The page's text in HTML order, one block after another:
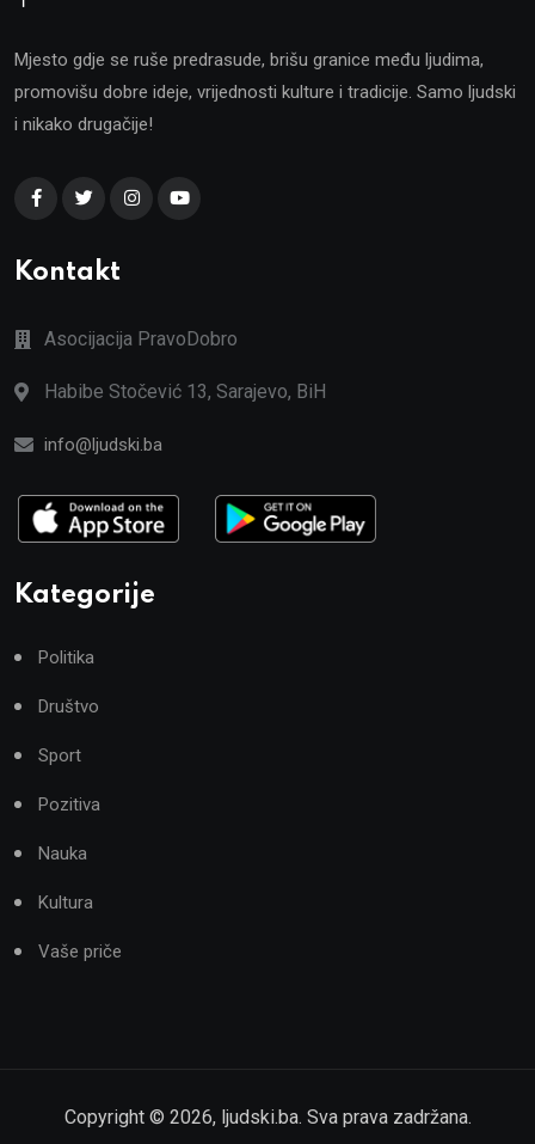
Mjesto gdje se ruše predrasude, brišu granice među ljudima,
promovišu dobre ideje, vrijednosti kulture i tradicije. Samo ljudski
i nikako drugačije!
Kontakt
Asocijacija PravoDobro
Habibe Stočević 13, Sarajevo, BiH
info@ljudski.ba
Kategorije
Politika
Društvo
Sport
Pozitiva
Nauka
Kultura
Vaše priče
Copyright © 2026, ljudski.ba. Sva prava zadržana.